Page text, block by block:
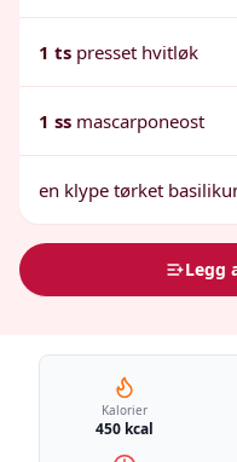
1 ts presset hvitløk
1 ss mascarponeost
en klype tørket
Legg
Kalorier
450 kcal